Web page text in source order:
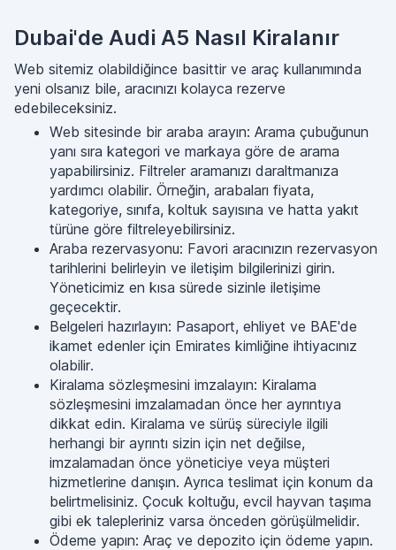
Dubai'de Audi A5 Nasıl Kiralanır
Web sitemiz olabildiğince basittir ve araç kullanımında
yeni olsanız bile, aracınızı kolayca rezerve
edebileceksiniz.
Web sitesinde bir araba arayın: Arama çubuğunun
yanı sıra kategori ve markaya göre de arama
yapabilirsiniz. Filtreler aramanızı daraltmanıza
yardımcı olabilir. Örneğin, arabaları fiyata,
kategoriye, sınıfa, koltuk sayısına ve hatta yakıt
türüne göre filtreleyebilirsiniz.
Araba rezervasyonu: Favori aracınızın rezervasyon
tarihlerini belirleyin ve iletişim bilgilerinizi girin.
Yöneticimiz en kısa sürede sizinle iletişime
geçecektir.
Belgeleri hazırlayın: Pasaport, ehliyet ve BAE'de
ikamet edenler için Emirates kimliğine ihtiyacınız
olabilir.
Kiralama sözleşmesini imzalayın: Kiralama
sözleşmesini imzalamadan önce her ayrıntıya
dikkat edin. Kiralama ve sürüş süreciyle ilgili
herhangi bir ayrıntı sizin için net değilse,
imzalamadan önce yöneticiye veya müşteri
hizmetlerine danışın. Ayrıca teslimat için konum da
belirtmelisiniz. Çocuk koltuğu, evcil hayvan taşıma
gibi ek talepleriniz varsa önceden görüşülmelidir.
Ödeme yapın: Araç ve depozito için ödeme yapın.